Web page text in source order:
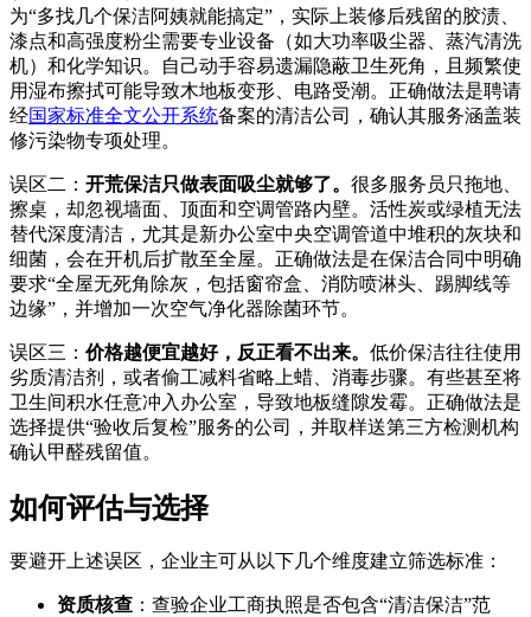
为“多找几个保洁阿姨就能搞定”，实际上装修后残留的胶渍、
漆点和高强度粉尘需要专业设备（如大功率吸尘器、蒸汽清洗
机）和化学知识。自己动手容易遗漏隐蔽卫生死角，且频繁使
用湿布擦拭可能导致木地板变形、电路受潮。正确做法是聘请
经国家标准全文公开系统备案的清洁公司，确认其服务涵盖装
修污染物专项处理。
误区二： 开荒保洁只做表面吸尘就够了。 很多服务员只拖地、
擦桌，却忽视墙面、顶面和空调管路内壁。活性炭或绿植无法
替代深度清洁，尤其是新办公室中央空调管道中堆积的灰块和
细菌，会在开机后扩散至全屋。正确做法是在保洁合同中明确
要求“全屋无死角除灰，包括窗帘盒、消防喷淋头、踢脚线等
边缘”，并增加一次空气净化器除菌环节。
误区三： 价格越便宜越好，反正看不出来。 低价保洁往往使用
劣质清洁剂，或者偷工减料省略上蜡、消毒步骤。有些甚至将
卫生间积水任意冲入办公室，导致地板缝隙发霉。正确做法是
选择提供“验收后复检”服务的公司，并取样送第三方检测机构
确认甲醛残留值。
如何评估与选择
要避开上述误区，企业主可从以下几个维度建立筛选标准：
资质核查 ：查验企业工商执照是否包含“清洁保洁”范